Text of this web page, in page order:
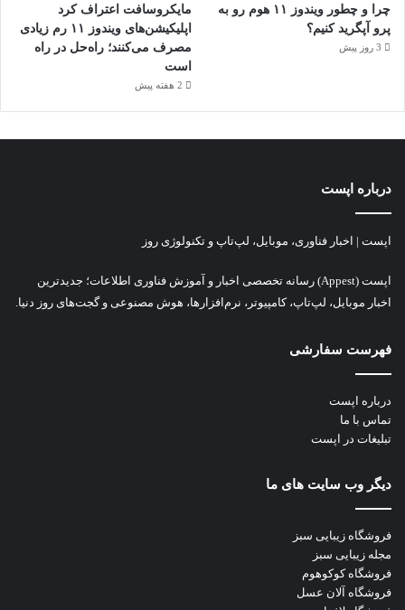
چرا و چطور ویندوز ۱۱ هوم رو به
پرو آپگرید کنیم؟
3 روز پیش
مایکروسافت اعتراف کرد
اپلیکیشن‌های ویندوز ۱۱ رم زیادی
مصرف می‌کنند؛ راه‌حل در راه
است
2 هفته پیش
درباره اپست
اپست | اخبار فناوری، موبایل، لپ‌تاپ و تکنولوژی روز
اپست (Appest) رسانه تخصصی اخبار و آموزش فناوری اطلاعات؛ جدیدترین
اخبار موبایل، لپ‌تاپ، کامپیوتر، نرم‌افزارها، هوش مصنوعی و گجت‌های روز دنیا.
فهرست سفارشی
درباره اپست
تماس با ما
تبلیغات در اپست
دیگر وب سایت های ما
فروشگاه زیبایی سبز
مجله زیبایی سبز
فروشگاه کوکوهوم
فروشگاه آلان عسل